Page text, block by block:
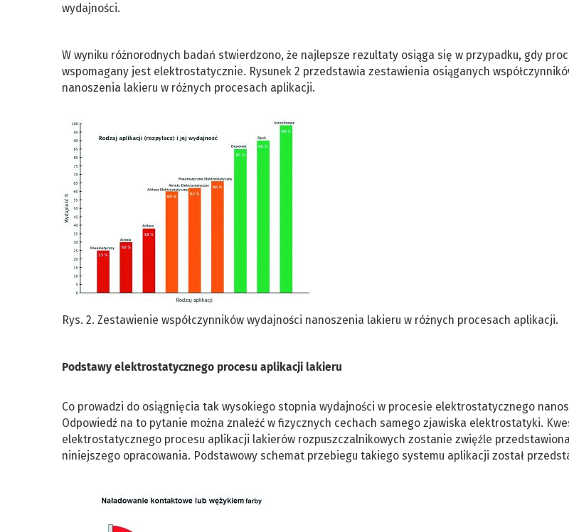
wydajności.
W wyniku różnorodnych badań stwierdzono, że najlepsze rezultaty osiąga się w przypadku, gdy
wspomagany jest elektrostatycznie. Rysunek 2 przedstawia zestawienia osiąganych
nanoszenia lakieru w różnych procesach aplikacji.
Rys. 2. Zestawienie współczynników wydajności nanoszenia lakieru w różnych procesach aplikacji.
Podstawy elektrostatycznego procesu aplikacji lakieru
Co prowadzi do osiągnięcia tak wysokiego stopnia wydajności w procesie elektrostatycznego
Odpowiedź na to pytanie można znaleźć w fizycznych cechach samego zjawiska elektrostatyki.
elektrostatycznego procesu aplikacji lakierów rozpuszczalnikowych zostanie zwięźle
niniejszego opracowania. Podstawowy schemat przebiegu takiego systemu aplikacji został